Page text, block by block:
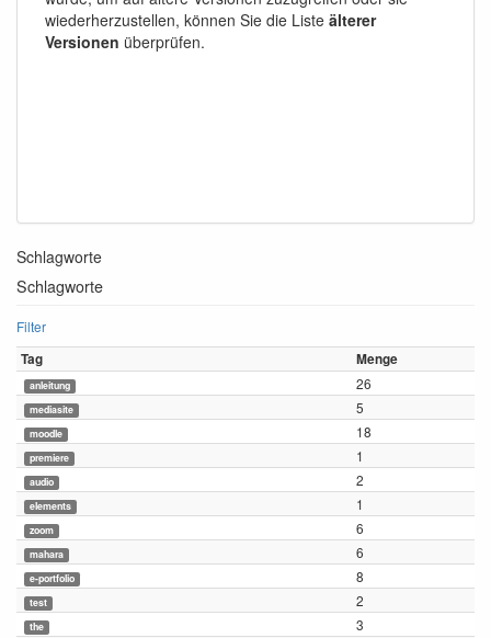
wiederherzustellen, können Sie die Liste älterer
Versionen überprüfen.
Schlagworte
Schlagworte
Filter
Tag
Menge
anleitung 26
mediasite 5
moodle 18
premiere 1
audio 2
elements 1
zoom 6
mahara 6
e-portfolio 8
test 2
the 3